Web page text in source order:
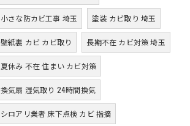
小さな防カビ工事 埼玉 塗装 カビ取り 埼玉
壁紙裏 カビ カビ取り 長期不在 カビ対策 埼玉
夏休み 不在 住まい カビ対策
換気扇 湿気取り 24時間換気
シロアリ業者 床下点検 カビ 指摘